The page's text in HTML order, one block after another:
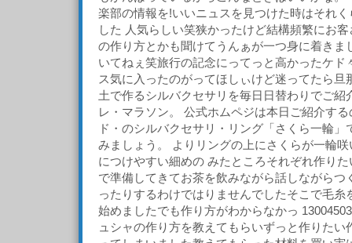
楽部の情報を!いいニュスを見つけた時はそれ
した 人気らしい笑狭かったけど結構頻繁にお
の作り方とかも聞けてうんぁが一つ身に着きま
いてねぇ笑旅行の記念にってっと高かったケド
ス気に入ったのがってほしぃけど迷ってたら旦
土で作るシルバクセサリを毎日日替わりでご紹
レ・マラソン。 公式ホムペジは本日ご紹介す
ド・のシルバクセサリ・リング「さくら一輪
みましょう。 よりリングの上にさくらが一輪
につけやすい細めの みたところそれぞれ作り
で準備してきてお茶を飲みながら話しながらつ
ったりするわけではりませんでしたそこで毛糸
始めましたでも作り方がわからなかっ
ュシャの作り方を教えてもらいずっと作りた